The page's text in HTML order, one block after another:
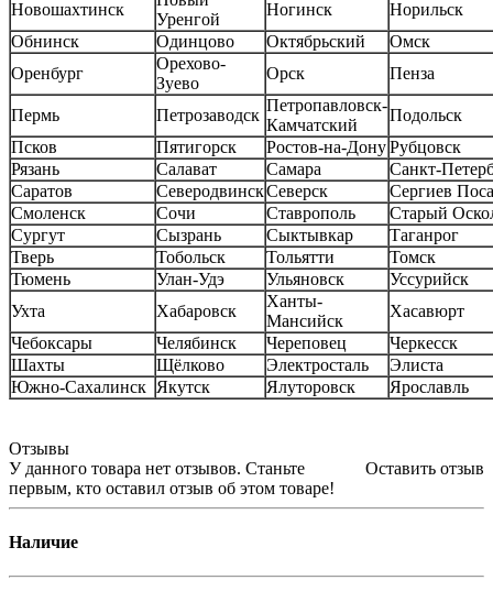
Новошахтинск
Уренгой
Ногинск
Норильск
Обнинск
Одинцово Октябрьский
Омск
Оренбург
Орехово-
Зуево
Орск Пенза
Пермь Петрозаводск
Петропавловск-
Камчатский
Подольск
Псков
Пятигорск Ростов-на-ДонуРубцовск
Рязань
Салават Самара
Санкт-
Саратов
СеверодвинскСеверск
Сергиев
Смоленск
Сочи Ставрополь
Старый
Сургут
Сызрань Сыктывкар
Таганрог
Тверь
Тобольск Тольятти
Томск
Тюмень
Улан-Удэ Ульяновск
Уссурийск
Ухта
Хабаровск
Ханты-
Мансийск
Хасавюрт
Чебоксары
Челябинск Череповец
Черкесск
Шахты
Щёлково Электросталь
Элиста
Южно-Сахалинск Якутск Ялуторовск Ярославль
Отзывы
Оставить отзыв
У данного товара нет отзывов. Станьте
первым, кто оставил отзыв об этом товаре!
Наличие